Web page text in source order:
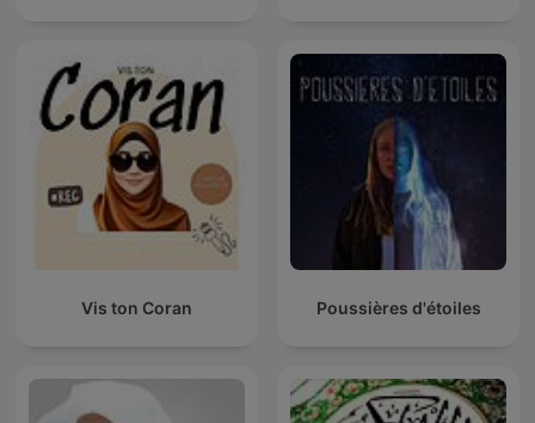
Vis ton Coran Poussières d'étoiles